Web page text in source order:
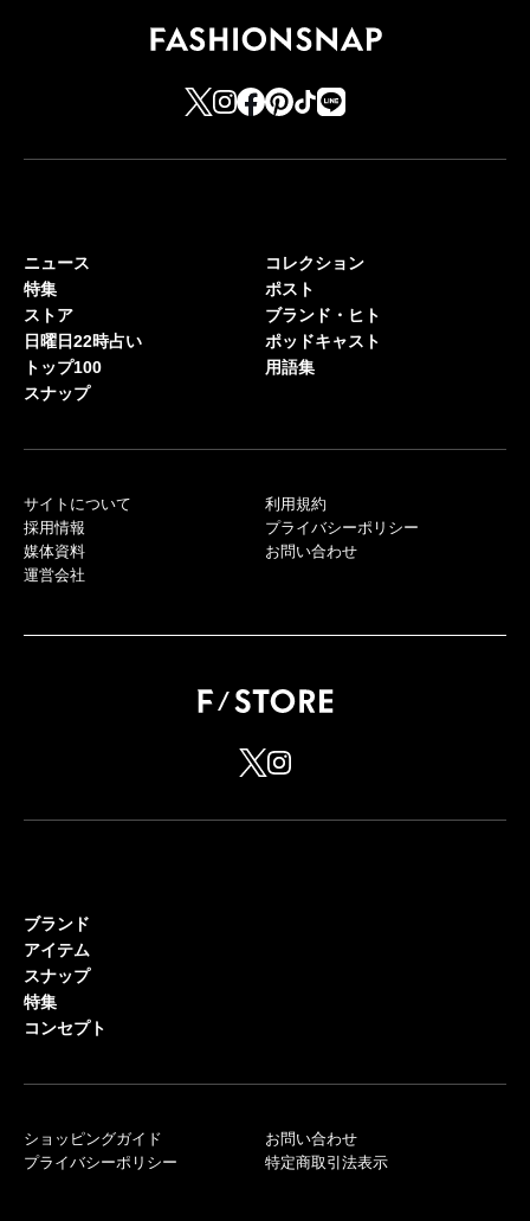
ニュース
特集
ストア
日曜日22時占い
トップ100
スナップ
コレクション
ポスト
ブランド・ヒト
ポッドキャスト
用語集
サイトについて
採用情報
媒体資料
運営会社
利用規約
プライバシーポリシー
お問い合わせ
ブランド
アイテム
スナップ
特集
コンセプト
ショッピングガイド
プライバシーポリシー
お問い合わせ
特定商取引法表示